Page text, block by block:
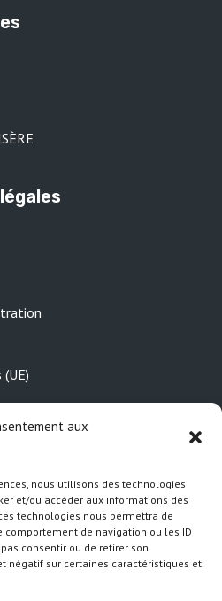
aux
nous utilisons des technologies
et/ou accéder aux informations des
technologies nous permettra de
de navigation ou les ID
consentir ou de retirer son
négatif sur certaines caractéristiques et